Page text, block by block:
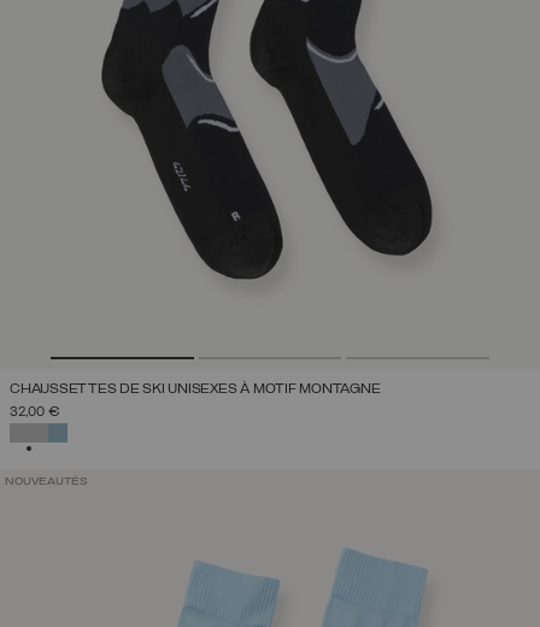
CHAUSSETTES DE SKI UNISEXES À MOTIF MONTAGNE
32,00 €
NOUVEAUTÉS